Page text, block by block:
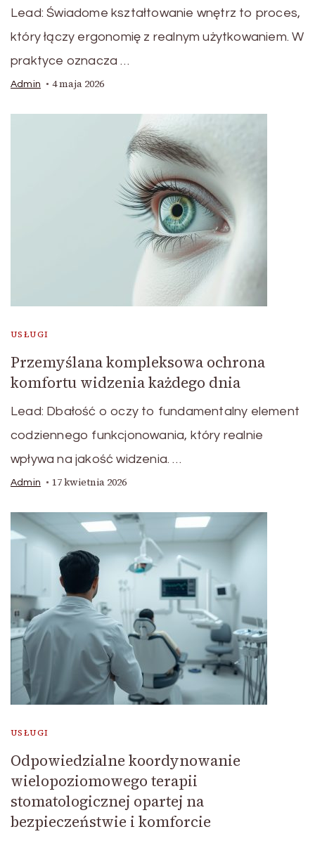
Lead: Świadome kształtowanie wnętrz to proces,
który łączy ergonomię z realnym użytkowaniem. W
praktyce oznacza …
Admin 4 maja 2026
USŁUGI
Przemyślana kompleksowa ochrona
komfortu widzenia każdego dnia
Lead: Dbałość o oczy to fundamentalny element
codziennego funkcjonowania, który realnie
wpływa na jakość widzenia. …
Admin 17 kwietnia 2026
USŁUGI
Odpowiedzialne koordynowanie
wielopoziomowego terapii
stomatologicznej opartej na
bezpieczeństwie i komforcie